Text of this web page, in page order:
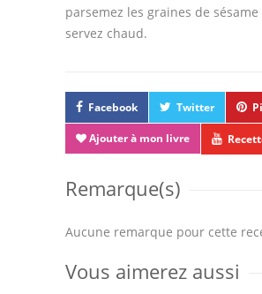
parsemez les graines de sésame
servez chaud.
Facebook Twitter
Ajouter à mon livre
Remarque(s)
Aucune remarque pour cette
Vous aimerez aussi